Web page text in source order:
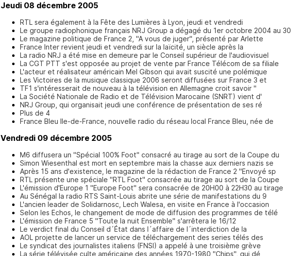
Jeudi 08 décembre 2005
RTL sera également à la Fête des Lumières à Lyon, jeudi et vendredi
Le groupe radiophonique français NRJ Group a dégagé du 1er octobre 2004 au 30
Le magazine politique de France 2, "A vous de juger", présenté par Arlette
France Inter revient jeudi et vendredi sur la laïcité, un siècle après la
La radio NRJ a été mise en demeure par le Conseil supérieur de l'audiovisuel
La CGT PTT s'est opposée au projet de vente par France Télécom de sa filiale
L'acteur et réalisateur américain Mel Gibson qui avait suscité une polémique
Les Victoires de la musique classique 2006 seront diffusées sur France 3 et
TF1 s'intéresserait de nouveau à la télévision en Allemagne croit savoir "
La Société Nationale de Radio et de Télévision Marocaine (SNRT) vient d'
NRJ Group, qui organisait jeudi une conférence de présentation de ses ré
Plus de 4
France Bleu Ile-de-France, nouvelle radio du réseau local France Bleu, née de
Vendredi 09 décembre 2005
M6 diffusera un "Spécial 100% Foot" consacré au tirage au sort de la Coupe du
Simon Wiesenthal est mort en septembre mais la chasse aux derniers nazis se
Après 15 ans d'existence, le magazine de la rédaction de France 2 "Envoyé sp
RTL présente une spéciale "RTL Foot" consacrée au tirage au sort de la Coupe
L'émission d'Europe 1 "Europe Foot" sera consacrée de 20H00 à 22H30 au tirage
Au Sénégal la radio RTS Saint-Louis abrite une série de manifestations du 9
L'ancien leader de Solidarnosc, Lech Walesa, en visite en France à l'occasion
Selon les Echos, le changement de mode de diffusion des programmes de télé
L'émission de France 5 "Toute la nuit Ensemble" s'arrêtera le 16/12
Le verdict final du Conseil d´État dans l´affaire de l´interdiction de la
AOL projette de lancer un service de téléchargement des series télés des
Le syndicat des journalistes italiens (FNSI) a appelé à une troisième grève
La série télévisée culte américaine des années 1970-1980 "Chips", qui dé